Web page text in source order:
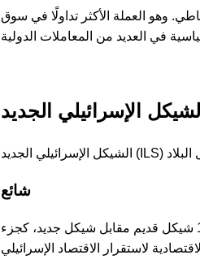
وهو العملة الأكثر تداولًا في سوق
الشيكل الإسرائيلي الجديد
شائع
تم تقديم الشيكل الإسرائيلي الجديد في عام 1985، ليحل محل الشيكل القديم بمعدل 1000 شيكل قديم مقابل شيكل جديد، كجزء